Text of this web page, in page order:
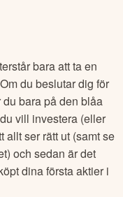
bara att ta en
du beslutar dig för
bara på den blåa
vill investera (eller
allt ser rätt ut (samt se
och sedan är det
dina första aktier i